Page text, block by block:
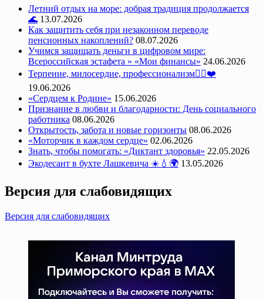
Летний отдых на море: добрая традиция продолжается
🌊 13.07.2026
Как защитить себя при незаконном переводе
пенсионных накоплений? 08.07.2026
Учимся защищать деньги в цифровом мире:
Всероссийская эстафета » «Мои финансы» 24.06.2026
Терпение, милосердие, профессионализм👩‍⚕️❤️
19.06.2026
«Сердцем к Родине» 15.06.2026
Признание в любви и благодарности: День социального
работника 08.06.2026
Открытость, забота и новые горизонты 08.06.2026
«Моторчик в каждом сердце» 02.06.2026
Знать, чтобы помогать: «Диктант здоровья» 22.05.2026
Экодесант в бухте Лашкевича ☀️💧🌍 13.05.2026
Версия для слабовидящих
Версия для слабовидящих